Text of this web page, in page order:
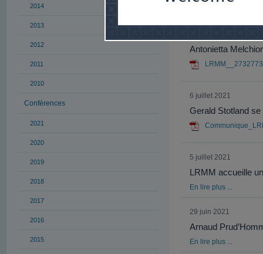
2014
2013
2012
2011
2010
Conférences
2021
2020
2019
2018
2017
2016
2015
Antonietta
6 juillet 2021
Gerald Stotland se
5 juillet 2021
LRMM accueille
En lire plus ...
29 juin 2021
Arnaud
En lire plus ...